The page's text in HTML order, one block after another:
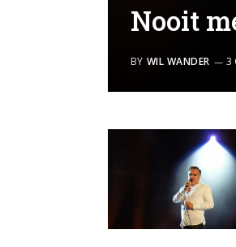
Nooit
BY WIL WANDER 3